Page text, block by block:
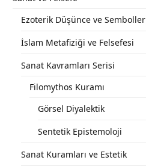
Ezoterik Düşünce ve Semboller
İslam Metafiziği ve Felsefesi
Sanat Kavramları Serisi
Filomythos Kuramı
Görsel Diyalektik
Sentetik Epistemoloji
Sanat Kuramları ve Estetik